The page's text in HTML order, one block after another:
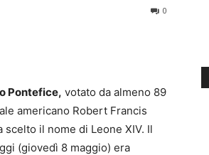
0
Pontefice, votato da almeno 89
americano Robert Francis
il nome di Leone XIV. Il
(giovedì 8 maggio) era